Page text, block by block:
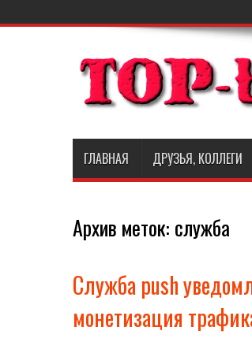
ГЛАВНАЯ ДРУЗЬЯ, КОЛЛЕГИ
Архив меток: служба
Служба push
монетизация